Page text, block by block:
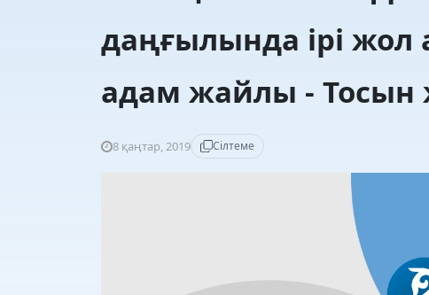
даңғылында ірі жол
адам жайлы - Тосын
8 қаңтар, 2019 Сілтеме